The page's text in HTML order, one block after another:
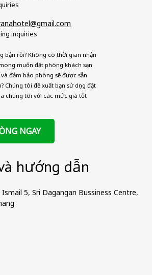
inquiries
bận rồi? Không có thời gian nhận
muốn đặt phòng khách sạn
đảm bảo phòng sẽ được sẵn
Chúng tôi đề xuất bạn sử dụng đặt
chúng tôi với các mức giá tốt
NGAY
hướng dẫn
5, Sri Dagangan Bussiness Centre,